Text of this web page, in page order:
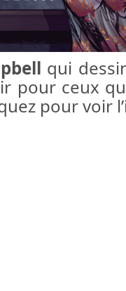
qui
pour ceux
pour voir